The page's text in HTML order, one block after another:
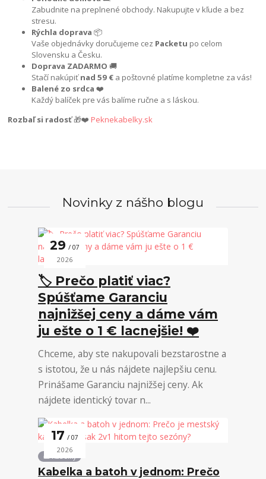
Zabudnite na preplnené obchody. Nakupujte v kľude a bez
stresu.
Rýchla doprava 📦
Vaše objednávky doručujeme cez Packetu po celom
Slovensku a Česku.
Doprava ZADARMO 🚚
Stačí nakúpiťnad 59 € a poštovné platíme kompletne za vás!
Balené zo srdca ❤️
Každý balíček pre vás balíme ručne a s láskou.
Rozbaľ si radosť🎁❤️ Peknekabelky.sk
Novinky z nášho blogu
29 07
2026
🏷️ Prečo platiť viac?
Spúšťame Garanciu
najnižšej ceny a dáme vám
ju ešte o 1 € lacnejšie! ❤️
Chceme, aby ste nakupovali bezstarostne a
s istotou, že u nás nájdete najlepšiu cenu.
Prinášame Garanciu najnižšej ceny. Ak
nájdete identický tovar n...
17 07
2026
👜 Kabelky
Kabelka a batoh v jednom: Prečo